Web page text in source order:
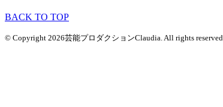
BACK TO TOP
© Copyright 2026芸能プロダクションClaudia. All rights reserved.